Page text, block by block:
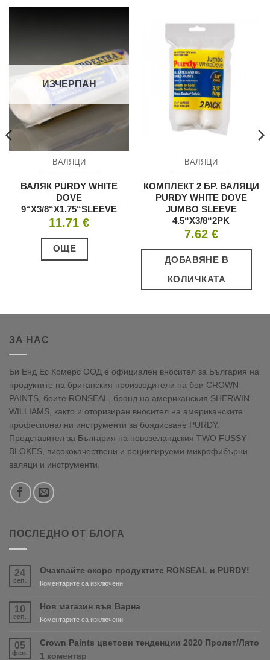
ИЗЧЕРПАН
ВАЛЯЦИ
ВАЛЯК PURDY WHITE
DOVE
9“X3/8“X1.75“SLEEVE
11.71 €
ОЩЕ
ВАЛЯЦИ
КОМПЛЕКТ 2 БР. ВАЛЯЦИ
PURDY WHITE DOVE
JUMBO SLEEVE
4.5“X3/8“2PK
7.62 €
ДОБАВЯНЕ В
КОЛИЧКАТА
ЗА НАС
Би Енд Ес Комерс ООД е официален вносител за България на
продуктите на британския производители на бои CROWN
PAINTS, боите RONSEAL, бранд на американския SHERWIN-
WILLIAMS, както и оторизиран вносител на американските
професионални инструменти за боядисване PURDY.
Представител за България на новозеландския TWO FUSSY
BLOKES, висококачествени и рециклируеми микрофибърни
валяци и инструменти.
ПОСЛЕДНО ОТ БЛОГА
24
сеп.
Очаквайте скоро продуктите RONSEAL и PURDY!
Коментарите са изключениза
продуктите
RONSEAL
PURDY!
10
сеп.
Нов магазин във Варна
Коментарите са изключениза
05
фев.
Crown Paints цветови тенденции 2020 Пролет/Лято
1 коментар